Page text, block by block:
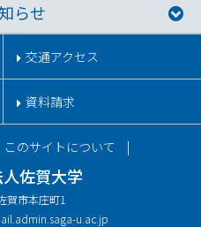
らせ
交通アクセス
資料請求
佐賀大学
賀市本庄町1
u.ac.jp
このサイトについて